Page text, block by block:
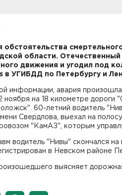
обстоятельства
области.
движения и угодил под
в УГИБДД по Петербургу и
информации, авария
ноября на 18 километре дороги
60-летний водитель
Свердлова, выехал на
"КамАЗ", которым
водитель "Нивы" скончался на
в Невском районе
выясняет